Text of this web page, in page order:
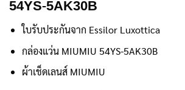
54YS-5AK30B
ใบรับประกันจาก Essilor Luxottica
กล่องแว่น MIUMIU 54YS-5AK30B
ผ้าเช็ดเลนส์ MIUMIU